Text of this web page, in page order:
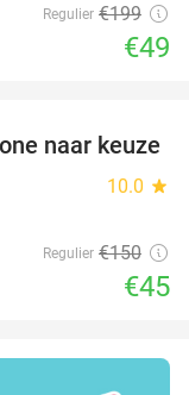
Regulier €199
€49
70%
naar keuze
10.0 star
Regulier €150
€45